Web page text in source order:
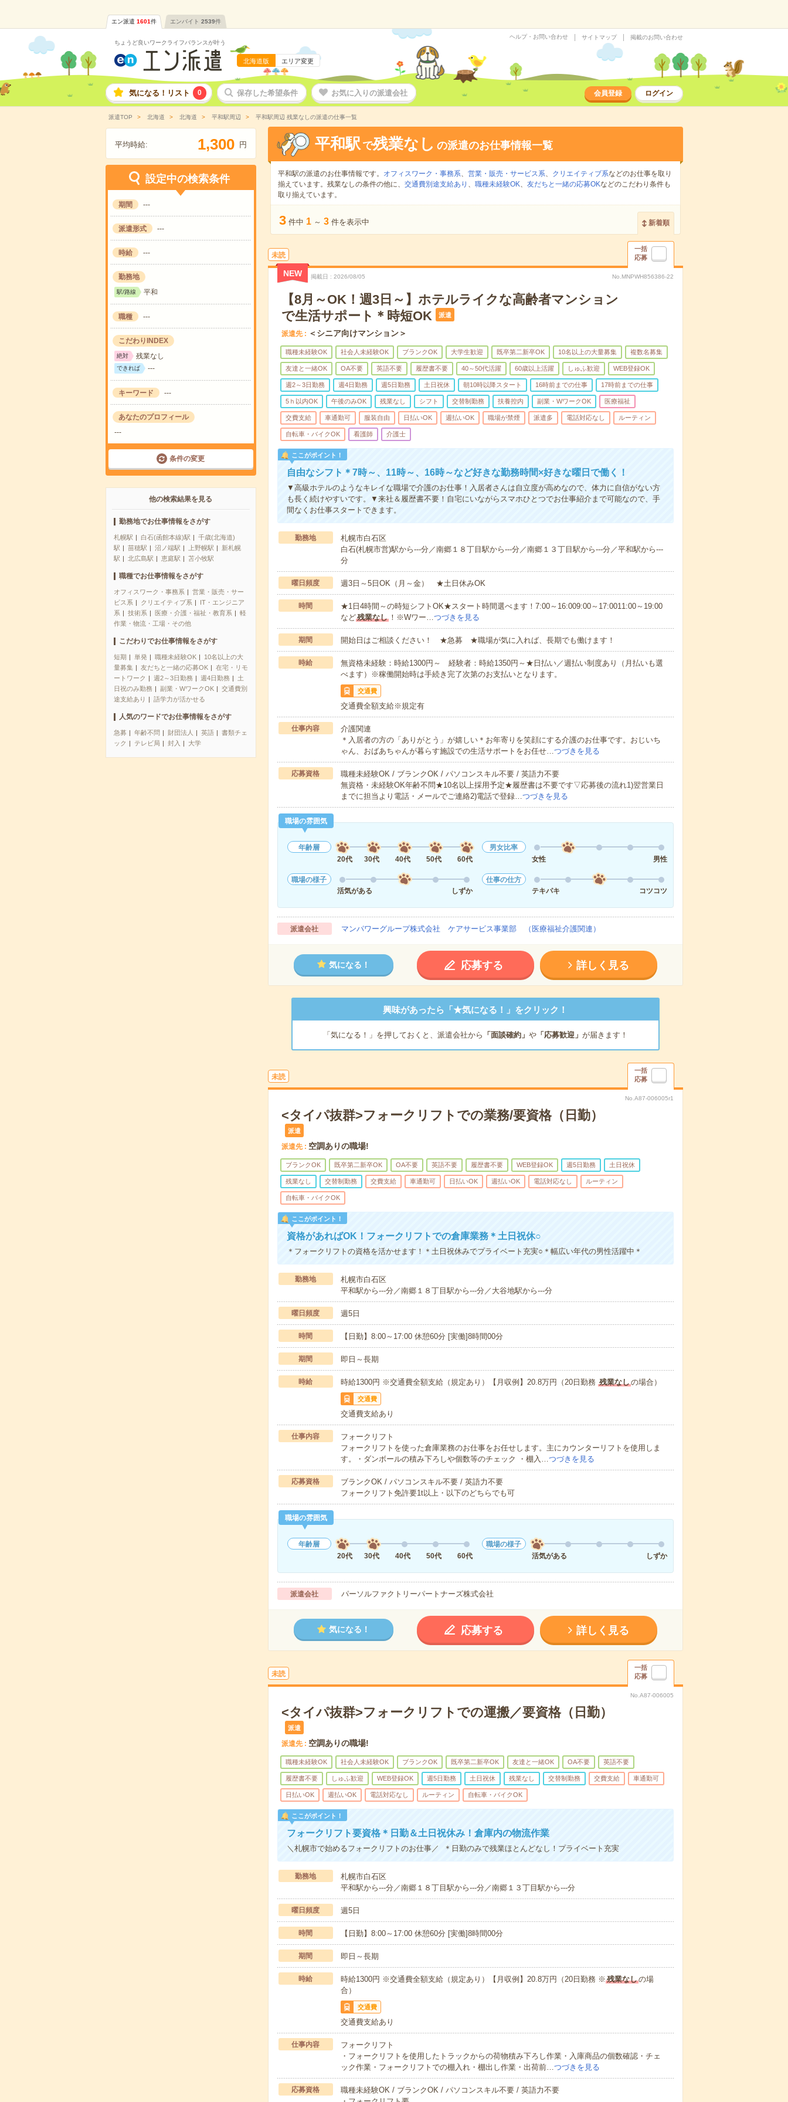
エン派遣 1601件 エンバイト 2539件
ちょうど良いワークライフバランスが叶う
北海道版 エリア変更
ヘルプ・お問い合わせ サイトマップ 掲載のお問い合わせ
気になる！リスト 0 保存した希望条件 お気に入りの派遣会社 会員登録 ログイン
派遣TOP 北海道 北海道 平和駅周辺 平和駅周辺 残業なしの派遣の仕事一覧
平均時給: 1,300 円
設定中の検索条件
期間 ---
派遣形式 ---
時給 ---
勤務地
駅/路線 平和
職種 ---
こだわりINDEX
絶対 残業なし
できれば ---
キーワード ---
あなたのプロフィール
---
条件の変更
他の検索結果を見る
勤務地でお仕事情報をさがす
札幌駅 白石(函館本線)駅
千歳(北海道)
駅
苗穂駅 沼ノ端駅 上野幌駅
新札幌
駅
北広島駅 恵庭駅 苫小牧駅
職種でお仕事情報をさがす
オフィスワーク・事務系
営業・販売・サー
ビス系
クリエイティブ系
IT・エンジニア
系
技術系 医療・介護・福祉・教育系
軽
作業・物流・工場・その他
こだわりでお仕事情報をさがす
短期 単発 職種未経験OK
10名以上の大
量募集
友だちと一緒の応募OK
在宅・リモ
ートワーク
週2～3日勤務 週4日勤務
土
日祝のみ勤務
副業・WワークOK
交通費別
途支給あり
語学力が活かせる
人気のワードでお仕事情報をさがす
急募 年齢不問 財団法人 英語
書類チェ
ック
テレビ局 封入 大学
平和駅 で残業なし の派遣のお仕事情報一覧
平和駅の派遣のお仕事情報です。 オフィスワーク・事務系、 営業・販売・サービス系、 クリエイティブ系などのお仕事を取り
揃えています。残業なしの条件の他に、 交通費別途支給あり 、 職種未経験OK、 友だちと一緒の応募OKなどのこだわり条件も
取り揃えています。
3 件中 1 ～ 3 件を表示中 新着順
未読
一括
応募
NEW 掲載日 2026/08/05 No.MNPWH856386-22
【8月～OK！週3日～】ホテルライクな高齢者マンション
で生活サポート＊時短OK
派遣
派遣先 ＜シニア向けマンション＞
職種未経験OK 社会人未経験OK ブランクOK 大学生歓迎 既卒第二新卒OK 10名以上の大量募集 複数名募集
友達と一緒OK OA不要 英語不要 履歴書不要 40～50代活躍 60歳以上活躍 しゅふ歓迎 WEB登録OK
週2～3日勤務 週4日勤務 週5日勤務 土日祝休 朝10時以降スタート 16時前までの仕事 17時前までの仕事
5ｈ以内OK 午後のみOK 残業なし シフト 交替制勤務 扶養控内 副業・WワークOK 医療福祉
交費支給 車通勤可 服装自由 日払いOK 週払いOK 職場が禁煙 派遣多 電話対応なし ルーティン
自転車・バイクOK 看護師 介護士
ここがポイント！
自由なシフト＊7時～、11時～、16時～など好きな勤務時間×好きな曜日で働く！
▼高級ホテルのようなキレイな職場で介護のお仕事！入居者さんは自立度が高めなので、体力に自信がない方
も長く続けやすいです。▼来社＆履歴書不要！自宅にいながらスマホひとつでお仕事紹介まで可能なので、手
間なくお仕事スタートできます。
勤務地
札幌市白石区
白石(札幌市営)駅から---分／南郷１８丁目駅から---分／南郷１３丁目駅から---分／平和駅から---
分
曜日頻度 週3日～5日OK（月～金） ★土日休みOK
時間
★1日4時間～の時短シフトOK★スタート時間選べます！7:00～16:009:00～17:0011:00～19:00
など残業なし！※Wワー…つづきを見る
期間 開始日はご相談ください！ ★急募 ★職場が気に入れば、長期でも働けます！
時給
無資格未経験：時給1300円～ 経験者：時給1350円～★日払い／週払い制度あり（月払いも選
べます）※稼働開始時は手続き完了次第のお支払いとなります。
交通費
交通費全額支給※規定有
仕事内容
介護関連
＊入居者の方の「ありがとう」が嬉しい＊お年寄りを笑顔にする介護のお仕事です。おじいち
ゃん、おばあちゃんが暮らす施設での生活サポートをお任せ…つづきを見る
応募資格
職種未経験OK / ブランクOK / パソコンスキル不要 / 英語力不要
無資格・未経験OK年齢不問★10名以上採用予定★履歴書は不要です▽応募後の流れ1)翌営業日
までに担当より電話・メールでご連絡2)電話で登録…つづきを見る
職場の雰囲気
年齢層
20代
30代 40代 50代 60代
男女比率
女性
男性
職場の様子
活気がある
しずか
仕事の仕方
テキパキ
コツコツ
派遣会社 マンパワーグループ株式会社 ケアサービス事業部 （医療福祉介護関連）
気になる！ 応募する 詳しく見る
興味があったら「★気になる！」をクリック！
「気になる！」を押しておくと、派遣会社から 「面談確約」 や「応募歓迎」 が届きます！
未読
一括
応募
No.A87-006005r1
<タイパ抜群>フォークリフトでの業務/要資格（日勤）
派遣
派遣先 空調ありの職場!
ブランクOK 既卒第二新卒OK OA不要 英語不要 履歴書不要 WEB登録OK 週5日勤務 土日祝休
残業なし 交替制勤務 交費支給 車通勤可 日払いOK 週払いOK 電話対応なし ルーティン
自転車・バイクOK
ここがポイント！
資格があればOK！フォークリフトでの倉庫業務＊土日祝休○
＊フォークリフトの資格を活かせます！＊土日祝休みでプライベート充実○＊幅広い年代の男性活躍中＊
勤務地
札幌市白石区
平和駅から---分／南郷１８丁目駅から---分／大谷地駅から---分
曜日頻度 週5日
時間 【日勤】8:00～17:00 休憩60分 [実働]8時間00分
期間 即日～長期
時給 時給1300円 ※交通費全額支給（規定あり）【月収例】20.8万円（20日勤務 残業なしの場合）
交通費
交通費支給あり
仕事内容
フォークリフト
フォークリフトを使った倉庫業務のお仕事をお任せします。主にカウンターリフトを使用しま
す。・ダンボールの積み下ろしや個数等のチェック ・棚入…つづきを見る
応募資格
ブランクOK / パソコンスキル不要 / 英語力不要
フォークリフト免許要1t以上・以下のどちらでも可
職場の雰囲気
年齢層
20代
30代 40代 50代 60代
職場の様子
活気がある
しずか
派遣会社 パーソルファクトリーパートナーズ株式会社
気になる！ 応募する 詳しく見る
未読
一括
応募
No.A87-006005
<タイパ抜群>フォークリフトでの運搬／要資格（日勤）
派遣
派遣先 空調ありの職場!
職種未経験OK 社会人未経験OK ブランクOK 既卒第二新卒OK 友達と一緒OK OA不要 英語不要
履歴書不要 しゅふ歓迎 WEB登録OK 週5日勤務 土日祝休 残業なし 交替制勤務 交費支給 車通勤可
日払いOK 週払いOK 電話対応なし ルーティン 自転車・バイクOK
ここがポイント！
フォークリフト要資格＊日勤＆土日祝休み！倉庫内の物流作業
＼札幌市で始めるフォークリフトのお仕事／ ＊日勤のみで残業ほとんどなし！プライベート充実
勤務地
札幌市白石区
平和駅から---分／南郷１８丁目駅から---分／南郷１３丁目駅から---分
曜日頻度 週5日
時間 【日勤】8:00～17:00 休憩60分 [実働]8時間00分
期間 即日～長期
時給 時給1300円 ※交通費全額支給（規定あり）【月収例】20.8万円（20日勤務 ※ 残業なしの場
合）
交通費
交通費支給あり
仕事内容
フォークリフト
・フォークリフトを使用したトラックからの荷物積み下ろし作業・入庫商品の個数確認・チェ
ック作業・フォークリフトでの棚入れ・棚出し作業・出荷前… つづきを見る
応募資格
職種未経験OK / ブランクOK / パソコンスキル不要 / 英語力不要